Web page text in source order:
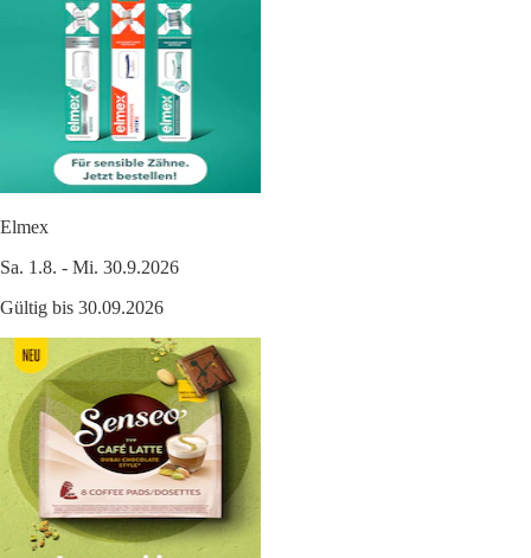
Elmex
Sa. 1.8. - Mi. 30.9.2026
Gültig bis 30.09.2026